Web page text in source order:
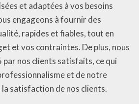
et adaptées à vos besoins
engageons à fournir des
rapides et fiables, tout en
et vos contraintes. De plus, nous
par nos clients satisfaits, ce qui
et de notre
satisfaction de nos clients.